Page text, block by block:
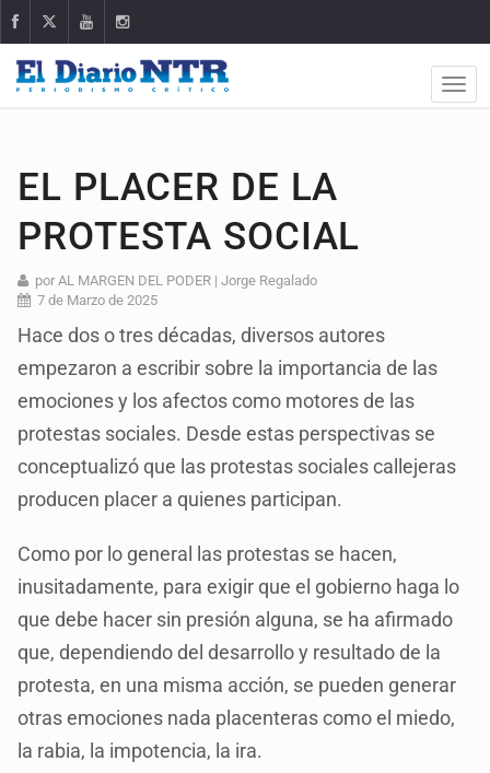
EL PLACER DE LA
PROTESTA SOCIAL
por AL MARGEN DEL PODER | Jorge Regalado
7 de Marzo de 2025
Hace dos o tres décadas, diversos autores
empezaron a escribir sobre la importancia de las
emociones y los afectos como motores de las
protestas sociales. Desde estas perspectivas se
conceptualizó que las protestas sociales callejeras
producen placer a quienes participan.
Como por lo general las protestas se hacen,
inusitadamente, para exigir que el gobierno haga lo
que debe hacer sin presión alguna, se ha afirmado
que, dependiendo del desarrollo y resultado de la
protesta, en una misma acción, se pueden generar
otras emociones nada placenteras como el miedo,
la rabia, la impotencia, la ira.